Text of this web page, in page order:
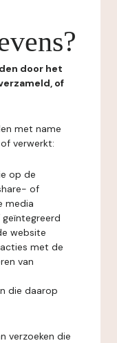
door het
of
met name
verwerkt:
op de
of
media
website
met de
van
die daarop
verzoeken die